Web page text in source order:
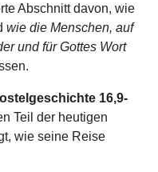
Abschnitt davon, wie
wie die Menschen, auf
und für Gottes Wort
16,9-
Teil der heutigen
wie seine Reise